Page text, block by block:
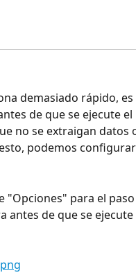
demasiado rápido,
de que se ejecute
no se extraigan
podemos
"Opciones" para el
antes de que se